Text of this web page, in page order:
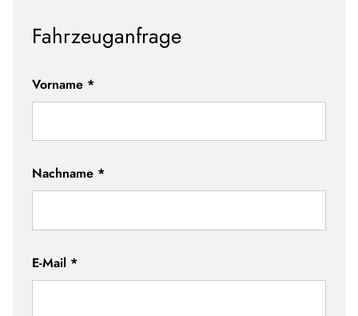
Fahrzeuganfrage
Vorname *
Nachname *
E-Mail *